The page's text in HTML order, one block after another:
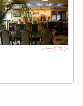
バーグマン